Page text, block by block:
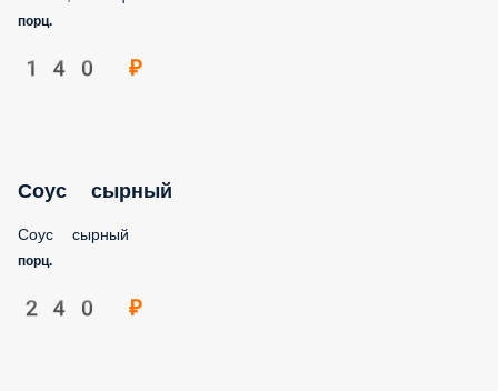
140 ₽
Соус сырный
Соус сырный
240 ₽